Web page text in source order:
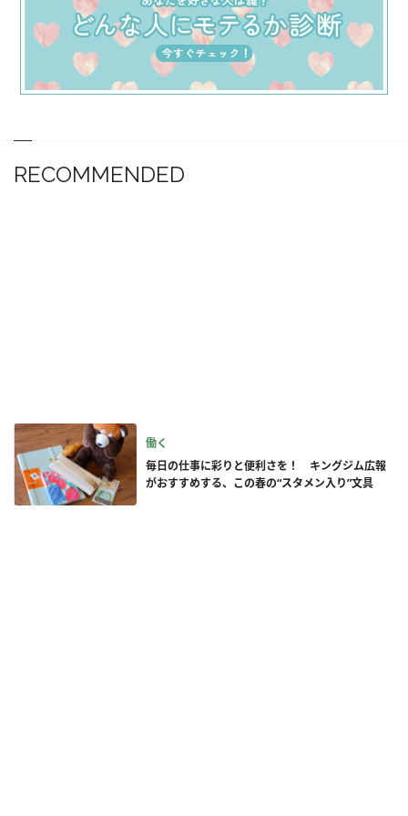
RECOMMENDED
働く
毎日の仕事に彩りと便利さを！ キングジム広報
がおすすめする、この春の“スタメン入り”文具